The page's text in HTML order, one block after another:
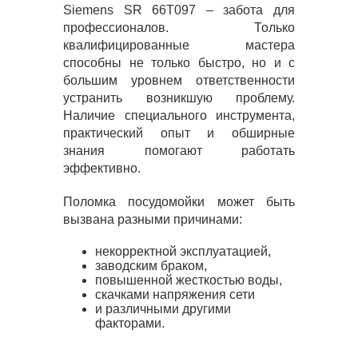
Siemens SR 66T097 – забота для
профессионалов. Только
квалифицированные мастера
способны не только быстро, но и с
большим уровнем ответственности
устранить возникшую проблему.
Наличие специального инструмента,
практический опыт и обширные
знания помогают работать
эффективно.
Поломка посудомойки может быть
вызвана разными причинами:
некорректной эксплуатацией,
заводским браком,
повышенной жесткостью воды,
скачками напряжения сети
и различными другими
факторами.